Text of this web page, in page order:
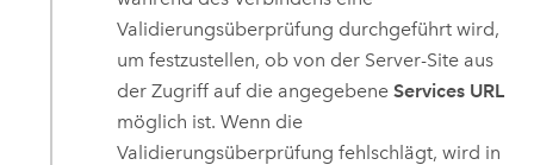
Validierungsüberprüfung durchgeführt wird,
um festzustellen, ob von der Server-Site aus
der Zugriff auf die angegebeneServices URL
möglich ist. Wenn die
Validierungsüberprüfung fehlschlägt, wird in